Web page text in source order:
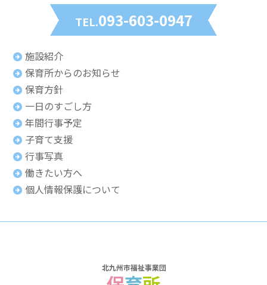
TEL.093-603-0947
施設紹介
保育所からのお知らせ
保育方針
一日のすごし方
年間行事予定
子育て支援
行事写真
働きたい方へ
個人情報保護について